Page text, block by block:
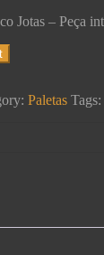
Jotas – Peça
Paletas